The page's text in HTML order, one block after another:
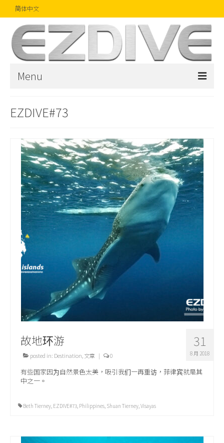
简体中文
Menu
文章
精品
摄影比赛
话题焦点
关于我们
EZDIVE#73
31
8 月 2018
故地环游
posted in: Destination 文章 | 0
有些国家因为自然景色太美，吸引我们一再重访，菲律宾就是其
中之一。
Beth Tierney EZDIVE#73 Philippines Shuan Tierney Visayas